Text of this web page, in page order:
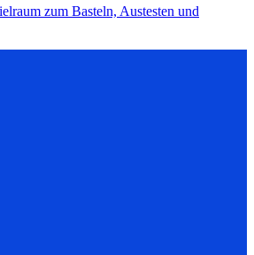
zum Basteln, Austesten und